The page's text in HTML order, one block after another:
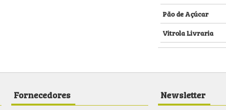
Pão de Açúcar
Vitrola Livraria
Fornecedores Newsletter